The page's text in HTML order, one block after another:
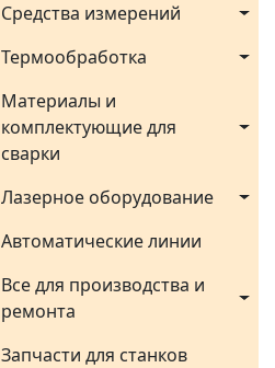
Средства измерений
Термообработка
Материалы и
комплектующие для
сварки
Лазерное оборудование
Автоматические линии
Все для производства и
ремонта
Запчасти для станков